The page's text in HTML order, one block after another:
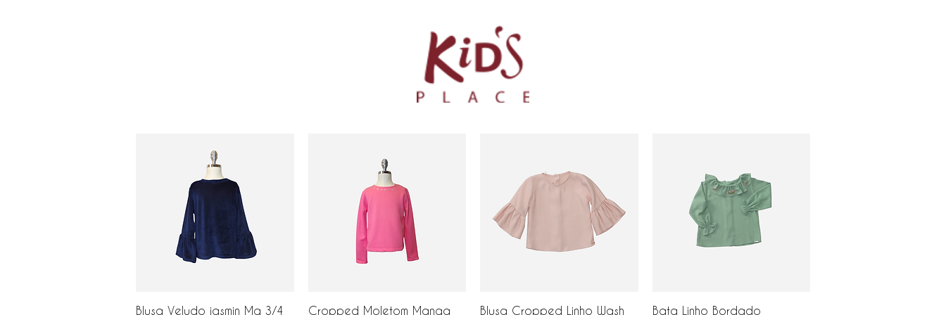
Visualização rápida
Blusa Veludo jasmin Mg 3/4
Visualização rápida
Cropped Moletom Manga
Visualização rápida
Blusa Cropped Linho Wash
Visualização rápida
Bata Linho Bordado